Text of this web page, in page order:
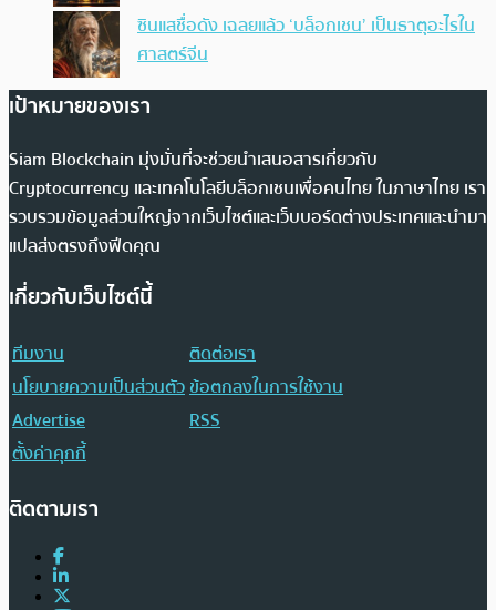
ซินแสชื่อดัง เฉลยแล้ว ‘บล็อกเชน’ เป็นธาตุอะไรใน
ศาสตร์จีน
เป้าหมายของเรา
Siam Blockchain มุ่งมั่นที่จะช่วยนำเสนอสารเกี่ยวกับ
Cryptocurrency และเทคโนโลยีบล็อกเชนเพื่อคนไทย ในภาษาไทย เรา
รวบรวมข้อมูลส่วนใหญ่จากเว็บไซต์และเว็บบอร์ดต่างประเทศและนำมา
แปลส่งตรงถึงฟีดคุณ
เกี่ยวกับเว็บไซต์นี้
ทีมงาน
ติดต่อเรา
นโยบายความเป็นส่วนตัวข้อตกลงในการใช้งาน
Advertise
RSS
ตั้งค่าคุกกี้
ติดตามเรา